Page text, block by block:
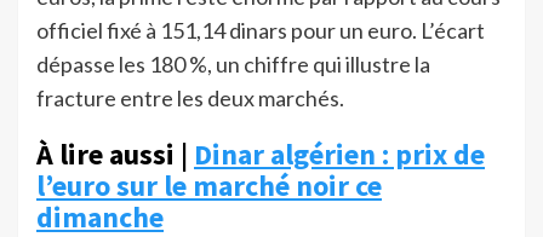
officiel fixé à 151,14 dinars pour un euro. L’écart
dépasse les 180 %, un chiffre qui illustre la
fracture entre les deux marchés.
À lire aussi | Dinar algérien : prix de
l’euro sur le marché noir ce
dimanche